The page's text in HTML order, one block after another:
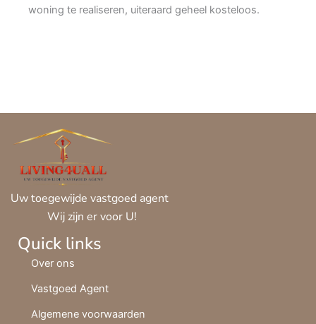
woning te realiseren, uiteraard geheel kosteloos.
Uw toegewijde vastgoed agent
Wij zijn er voor U!
Quick links
Over ons
Vastgoed Agent
Algemene voorwaarden